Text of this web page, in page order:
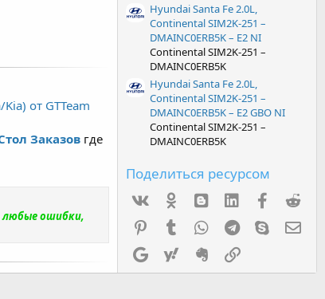
от GTTeam
Заказов где
любые ошибки,
Hyundai Santa Fe 2.0L,
Continental SIM2K-251 –
DMAINC0ERB5K – E2 NI
Continental SIM2K-251 –
DMAINC0ERB5K
Hyundai Santa Fe 2.0L,
Continental SIM2K-251 –
DMAINC0ERB5K – E2 GBO NI
Continental SIM2K-251 –
DMAINC0ERB5K
Поделиться ресурсом
Ok mes_blogger
Linked InFacebook
PinterestTumblr WhatsAppTelegram
Skype
Google Yahoo Evernote